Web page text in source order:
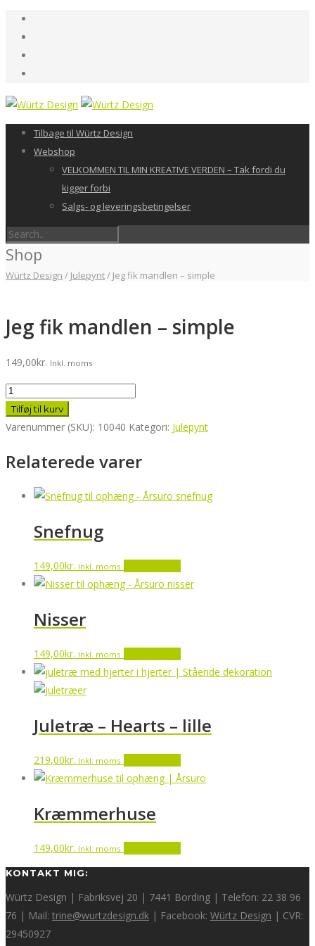
Tilbage til Würtz Design
Webshop
VELKOMMEN TIL MIN KREATIVE VERDEN – Tak fordi du
kigger forbi
Salgs- og leveringsbetingelser
Shop
Würtz Design / Julepynt/ Jeg fik mandlen – simple
Jeg fik mandlen – simple
149,00kr. Inkl. moms
Jeg
fik
mandlen
simple
Tilføj til kurv
Varenummer (SKU): 10040 Kategori: Julepynt
Relaterede varer
Snefnug
149,00kr. Inkl. moms
Nisser
149,00kr. Inkl. moms
Juletræ – Hearts – lille
219,00kr. Inkl. moms
Kræmmerhuse
149,00kr. Inkl. moms
KONTAKT MIG:
Würtz Design | Fabriksvej 20 | 7441 Bording | Telefon: 22 38 96
76 | Mail: trine@wurtzdesign.dk | Facebook: Würtz Design | CVR:
29450927